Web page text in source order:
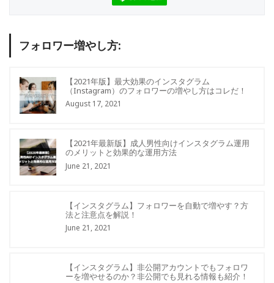
フォロワー増やし方:
【2021年版】最大効果のインスタグラム
（Instagram）のフォロワーの増やし方はコレだ！
August 17, 2021
【2021年最新版】成人男性向けインスタグラム運用
のメリットと効果的な運用方法
June 21, 2021
【インスタグラム】フォロワーを自動で増やす？方
法と注意点を解説！
June 21, 2021
【インスタグラム】非公開アカウントでもフォロワ
ーを増やせるのか？非公開でも見れる情報も紹介！